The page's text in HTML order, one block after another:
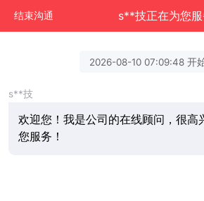
结束沟通 s**技正在为您
2026-08-10 07:09:48 开
s**技
欢迎您！我是公司的在线顾问，很高
您服务！